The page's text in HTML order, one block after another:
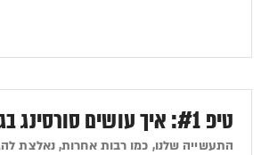
טיפ #1: איך עושים סורסינג בגוגל?
התעשייה שלנו, כמו רבות אחרות, נאלצת